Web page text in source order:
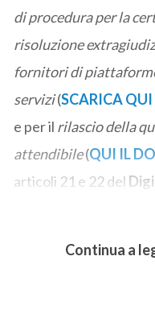
di procedura per la
risoluzione
fornitori di
servizi(SCARICA QUI
e per il rilascio della
attendibile(QUI IL
articoli 21 e 22 del
Continua a